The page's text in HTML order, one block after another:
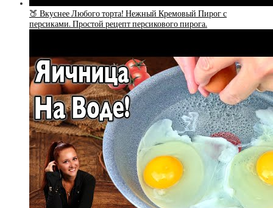
🍑 Вкуснее Любого торта! Нежный Кремовый Пирог с
персиками. Простой рецепт персикового пирога.